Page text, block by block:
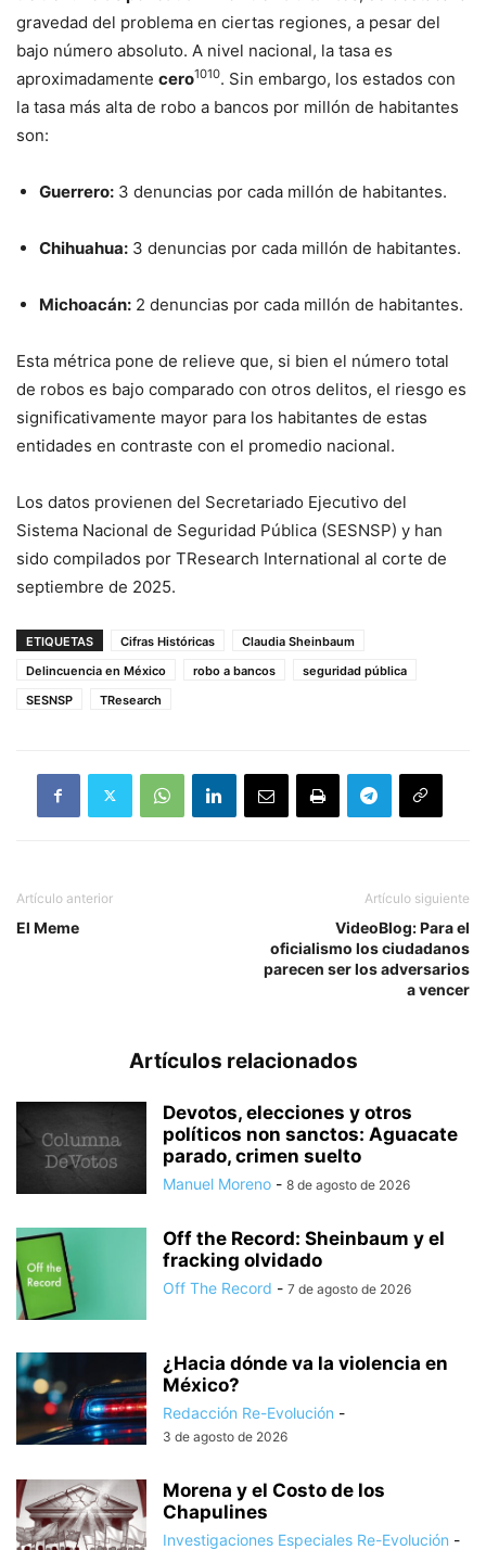
gravedad del problema en ciertas regiones, a pesar del
bajo número absoluto. A nivel nacional, la tasa es
aproximadamente cero1010. Sin embargo, los estados con
la tasa más alta de robo a bancos por millón de habitantes
son:
Guerrero: 3 denuncias por cada millón de habitantes.
Chihuahua: 3 denuncias por cada millón de habitantes.
Michoacán: 2 denuncias por cada millón de habitantes.
Esta métrica pone de relieve que, si bien el número total
de robos es bajo comparado con otros delitos, el riesgo es
significativamente mayor para los habitantes de estas
entidades en contraste con el promedio nacional.
Los datos provienen del Secretariado Ejecutivo del
Sistema Nacional de Seguridad Pública (SESNSP) y han
sido compilados por TResearch International al corte de
septiembre de 2025.
ETIQUETAS Cifras Históricas
Claudia Sheinbaum
Delincuencia en México
robo a bancos
seguridad pública
SESNSP
TResearch
Artículo anterior
El Meme
Artículo siguiente
VideoBlog: Para el
oficialismo los ciudadanos
parecen ser los adversarios
a vencer
Artículos relacionados
Devotos, elecciones y otros
políticos non sanctos: Aguacate
parado, crimen suelto
Manuel Moreno - 8 de agosto de 2026
Off the Record: Sheinbaum y el
fracking olvidado
Off The Record - 7 de agosto de 2026
¿Hacia dónde va la violencia en
México?
Redacción Re-Evolución -
3 de agosto de 2026
Morena y el Costo de los
Chapulines
Investigaciones Especiales Re-Evolución -